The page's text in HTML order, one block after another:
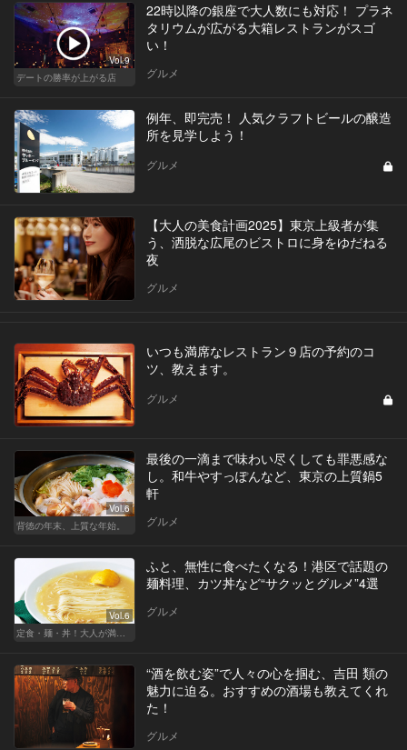
Vol.9
デートの勝率が上がる店
22時以降の銀座で大人数にも対応！ プラネ
タリウムが広がる大箱レストランがスゴ
い！
グルメ
例年、即完売！ 人気クラフトビールの醸造
所を見学しよう！
グルメ
【大人の美食計画2025】東京上級者が集
う、洒脱な広尾のビストロに身をゆだねる
夜
グルメ
いつも満席なレストラン９店の予約のコ
ツ、教えます。
グルメ
Vol.6
背徳の年末、上質な年始。
最後の一滴まで味わい尽くしても罪悪感な
し。和牛やすっぽんなど、東京の上質鍋5
軒
グルメ
Vol.6
定食・麺・丼！大人が満足できるサクッとグルメ
ふと、無性に食べたくなる！港区で話題の
麺料理、カツ丼など“サクッとグルメ”4選
グルメ
“酒を飲む姿”で人々の心を掴む、吉田 類の
魅力に迫る。おすすめの酒場も教えてくれ
た！
グルメ